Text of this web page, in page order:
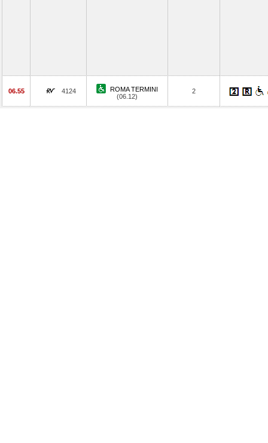
06.55 4124
ROMA TERMINI
(06.12)
2